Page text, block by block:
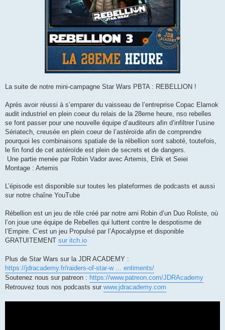
La suite de notre mini-campagne Star Wars PBTA : REBELLION !
Après avoir réussi à s’emparer du vaisseau de l’entreprise Copac Elamok
audit industriel en plein coeur du relais de la 28eme heure, nso rebelles
se font passer pour une nouvelle équipe d’auditeurs afin d’infiltrer l’usine
Sériatech, creusée en plein coeur de l’astéroïde afin de comprendre
pourquoi les combinaisons spatiale de la rébellion sont saboté, toutefois,
le fin fond de cet astéroïde est plein de secrets et de dangers.
Une partie menée par Robin Vador avec Artemis, Elrik et Seiei
Montage : Artemis
L’épisode est disponible sur toutes les plateformes de podcasts et aussi
sur notre chaîne YouTube
Rébellion est un jeu de rôle créé par notre ami Robin d’un Duo Roliste, où
l’on joue une équipe de Rebelles qui luttent contre le despotisme de
l’Empire. C’est un jeu Propulsé par l’Apocalypse et disponible
GRATUITEMENT sur itch.io
Plus de Star Wars sur la JDR ACADEMY :
https://jdracademy.fr/raiders-of-star-w ... entiments/
Soutenez nous sur patreon : https://www.patreon.com/JDRAcademy
Retrouvez tous nos podcasts sur www.jdracademy.com